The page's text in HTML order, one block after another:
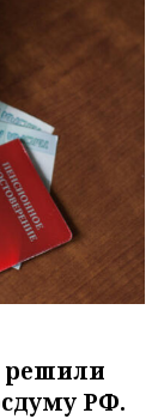
решили
РФ.